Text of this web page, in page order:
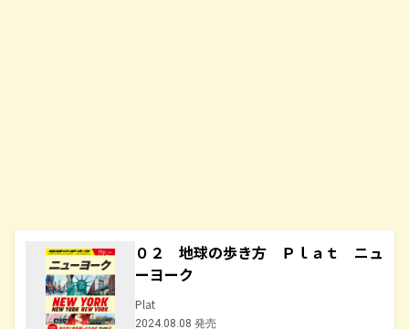
０２ 地球の歩き方 Ｐｌａｔ ニュ
ーヨーク
Plat
2024.08.08 発売